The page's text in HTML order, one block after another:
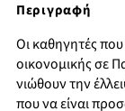
Περιγραφή
Οι καθηγητές
οικονομικής σε
νιώθουν την
που να είναι